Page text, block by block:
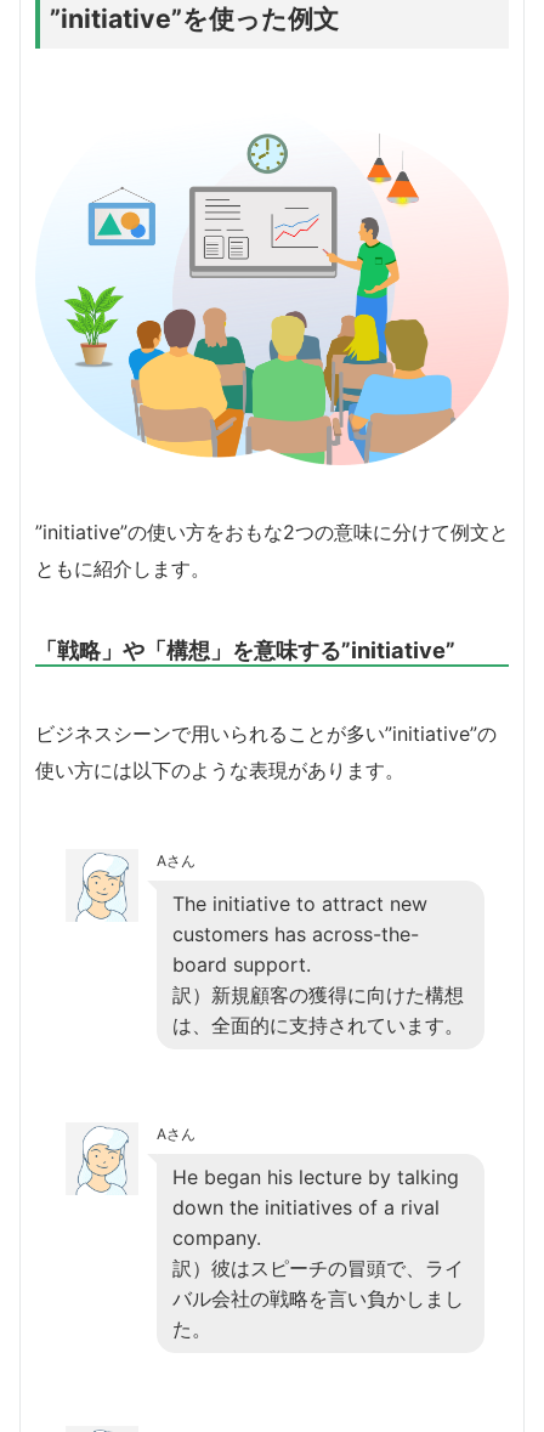
”initiative”を使った例文
”initiative”の使い方をおもな2つの意味に分けて例文と
ともに紹介します。
「戦略」や「構想」を意味する”initiative”
ビジネスシーンで用いられることが多い”initiative”の
使い方には以下のような表現があります。
Aさん
The initiative to attract new
customers has across-the-
board support.
訳）新規顧客の獲得に向けた構想
は、全面的に支持されています。
Aさん
He began his lecture by talking
down the initiatives of a rival
company.
訳）彼はスピーチの冒頭で、ライ
バル会社の戦略を言い負かしまし
た。